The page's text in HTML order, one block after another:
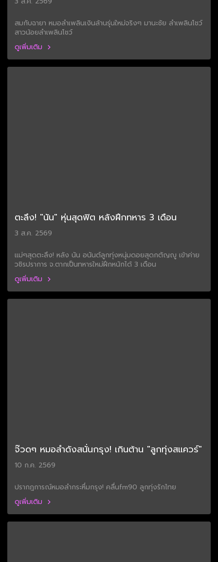
สมกับฉายา หมอลำเพลินเงินล้านรุ่นใหม่จริงๆ มานะชัย ลำเพลินโชว์
สาวน้อยลำเพลินโชว์
ดูเพิ่มเติม
ตะลึง! "นัน" หุ่นสุดฟิต หลังฝึกทหาร 3 เดือน
3 ส.ค. 2569
แม่ๆสุดตะลึง! หลัง นัน อนันต์ลูกทุ่งหนุ่มดอยสุดกตัญญู เข้าค่าย
วชิรปราการ จ.ตากเป็นทหารใหม่ฝึกหนักได้ 3 เดือน
ดูเพิ่มเติม
จ๊วดๆ หมอลำดังสนั่นกรุง! เกินต้าน "ลูกทุ่งสแควร์"
10 ก.ค. 2569
ปรากฎการณ์หมอลำกระหึ่มกรุง! คลื่นfm90 ลูกทุ่งรักไทย
ดูเพิ่มเติม